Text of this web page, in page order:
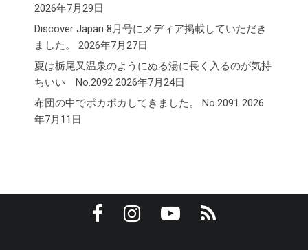
2026年7月29日
Discover Japan 8月号にメディア掲載していただき
ました。
2026年7月27日
夏は栃尾又温泉のようにぬる湯に長く入るのが気持
ちいい No.2092 2026年7月24日
布団の中でポカポカしてきました。 No.2091 2026
年7月11日